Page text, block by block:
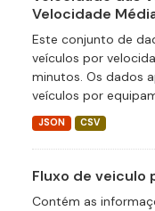
Velocidade
Este conjunto de
veículos por
minutos. Os dados
veículos por
JSON CSV
Fluxo de veiculo
Contém as